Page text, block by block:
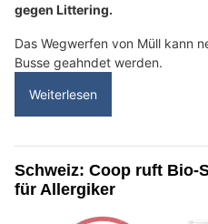
gegen Littering.
Das Wegwerfen von Müll kann
Busse geahndet werden.
Weiterlesen
Schweiz: Coop ruft Bio-
für Allergiker